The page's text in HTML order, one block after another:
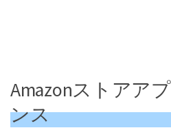
Amazonストアア
ンス